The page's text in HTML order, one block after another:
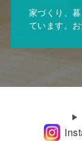
家づくり、
ています。